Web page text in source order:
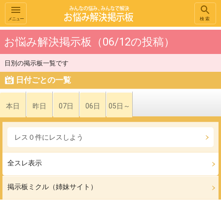
メニュー 検索
お悩み解決掲示板（06/12の投稿）
日別の掲示板一覧です
日付ごとの一覧
本日 昨日 07日 06日 05日～
レス０件にレスしよう
全スレ表示
掲示板ミクル（姉妹サイト）